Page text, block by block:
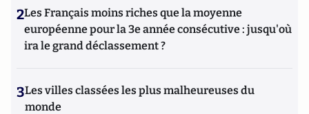
2Les Français moins riches que la moyenne
européenne pour la 3e année consécutive : jusqu'où
ira le grand déclassement ?
3Les villes classées les plus malheureuses du
monde